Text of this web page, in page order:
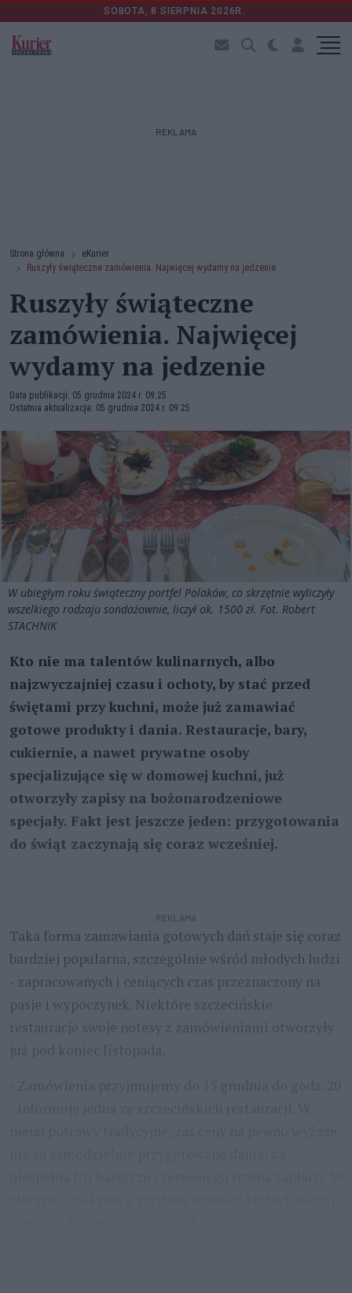
SOBOTA, 8 SIERPNIA 2026R.
REKLAMA
Strona główna
eKurier
Ruszyły świąteczne zamówienia. Najwięcej wydamy na jedzenie
Ruszyły świąteczne
zamówienia. Najwięcej
wydamy na jedzenie
Data publikacji: 05 grudnia 2024 r. 09:25
Ostatnia aktualizacja: 05 grudnia 2024 r. 09:25
W ubiegłym roku świąteczny portfel Polaków, co skrzętnie wyliczyły
wszelkiego rodzaju sondażownie, liczył ok. 1500 zł. Fot. Robert
STACHNIK
Kto nie ma talentów kulinarnych, albo
najzwyczajniej czasu i ochoty, by stać przed
świętami przy kuchni, może już zamawiać
gotowe produkty i dania. Restauracje, bary,
cukiernie, a nawet prywatne osoby
specjalizujące się w domowej kuchni, już
otworzyły zapisy na bożonarodzeniowe
specjały. Fakt jest jeszcze jeden: przygotowania
do świąt zaczynają się coraz wcześniej.
REKLAMA
Taka forma zamawiania gotowych dań staje się coraz
bardziej popularna, szczególnie wśród młodych ludzi
- zapracowanych i ceniących czas przeznaczony na
pasje i wypoczynek. Niektóre szczecińskie
restauracje swoje notesy z zamówieniami otworzyły